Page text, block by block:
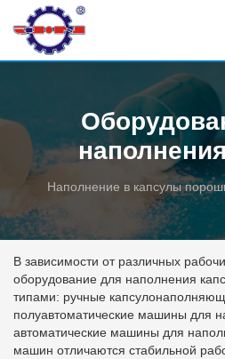
Наполнение в капсулы
В зависимости от различных
оборудование для наполнения
типами: ручные
полуавтоматические машины для
автоматические машины для
машин отличаются стабильной